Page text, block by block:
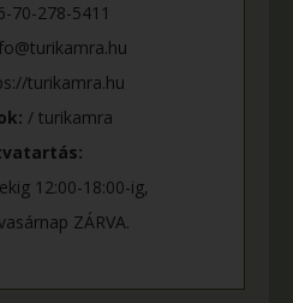
70-278-5411
turikamra.hu
/ turikamra
12:00-18:00-ig,
ZÁRVA.